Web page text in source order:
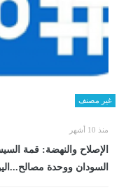
غير مصنف
منذ 10 أشهر
الإصلاح والنهضة: قمة
السودان ووحدة مصالح...اليوم الأربعاء، 15